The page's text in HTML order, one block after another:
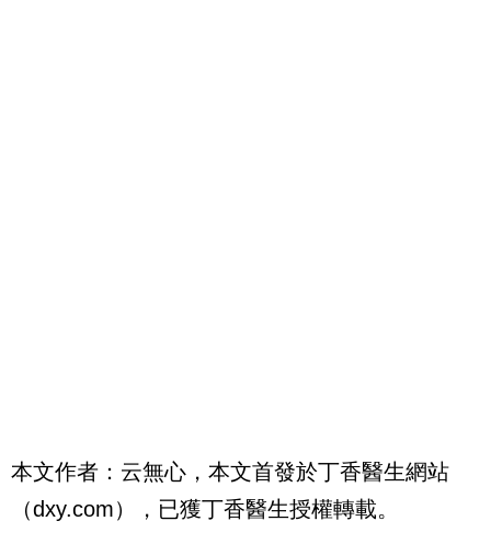
本文作者：云無心，本文首發於丁香醫生網站
（dxy.com），已獲丁香醫生授權轉載。